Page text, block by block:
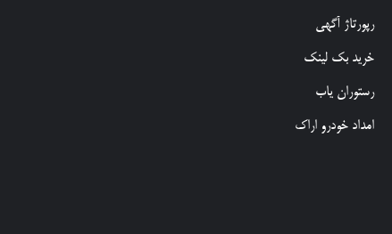
رپورتاژ آگهی
خرید بک لینک
رستوران یاب
امداد خودرو اراک